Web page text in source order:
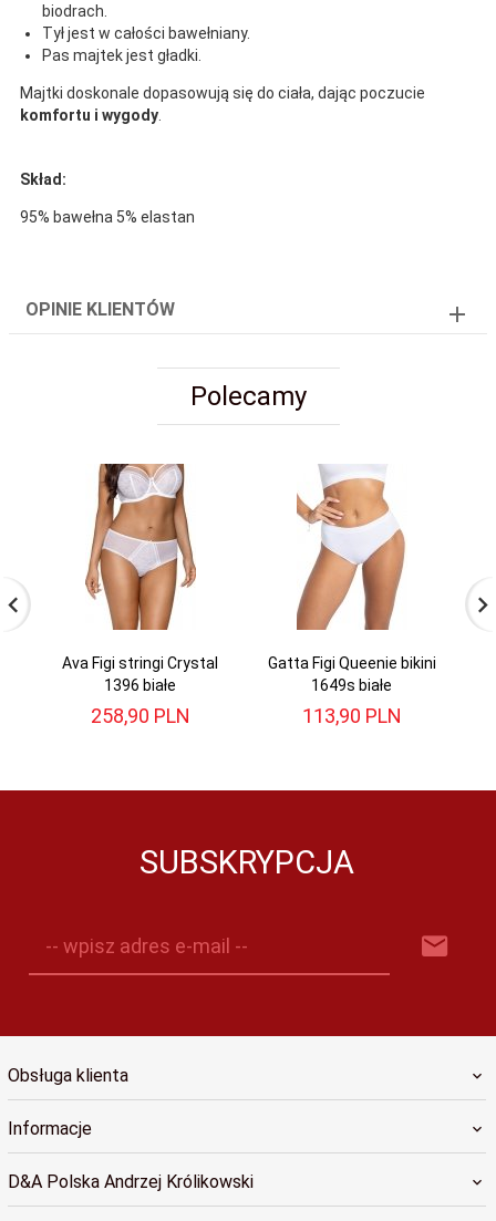
biodrach.
Tył jest w całości bawełniany.
Pas majtek jest gładki.
Majtki doskonale dopasowują się do ciała, dając poczucie
komfortu i wygody
Skład:
95% bawełna 5% elastan
OPINIE KLIENTÓW
Polecamy
Ava Figi stringi Crystal
1396 białe
258,90 PLN
Gatta Figi Queenie bikini
1649s białe
113,90 PLN
SUBSKRYPCJA
-- wpisz adres e-mail --
Obsługa klienta
Informacje
D&A Polska Andrzej Królikowski